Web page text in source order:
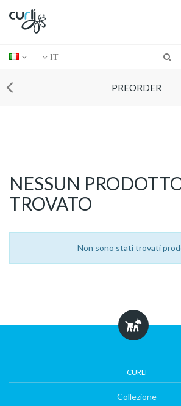
IT
PREORDER
Negozio
NESSUN
TROVATO
Non sono stati trovati
CURLI
Collezione